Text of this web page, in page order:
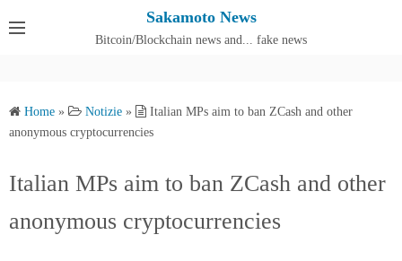
Sakamoto News
Bitcoin/Blockchain news and... fake news
Home » Notizie »
Italian MPs aim to ban ZCash and other
anonymous cryptocurrencies
Italian MPs aim to ban ZCash and other
anonymous cryptocurrencies